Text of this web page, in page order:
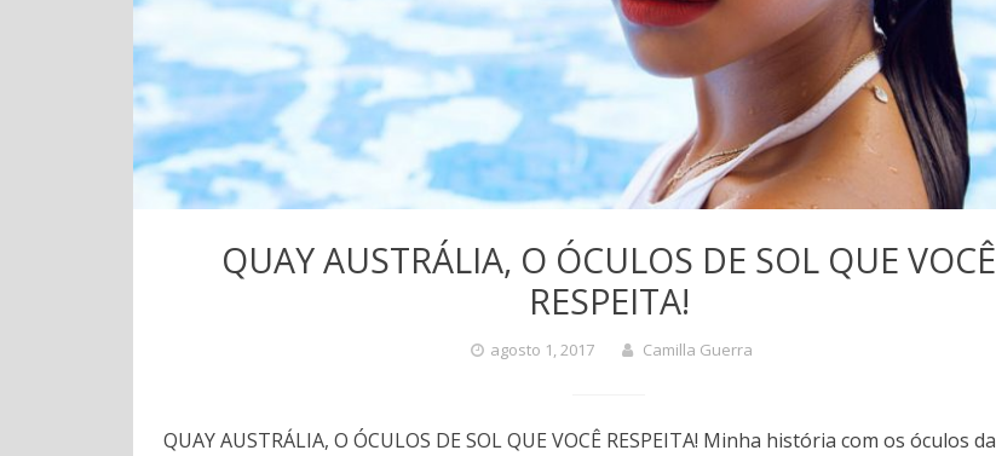
QUAY AUSTRÁLIA, O ÓCULOS DE SOL QUE VOCÊ
RESPEITA!
agosto 1, 2017 Camilla Guerra
QUAY AUSTRÁLIA, O ÓCULOS DE SOL QUE VOCÊ RESPEITA! Minha história com os óculos da